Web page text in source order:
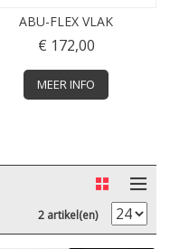
ABU-FLEX VLAK
€ 172,00
MEER INFO
2 artikel(en)